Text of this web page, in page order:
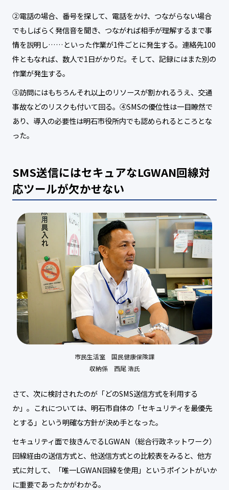
②電話の場合、番号を探して、電話をかけ、つながらない場合
でもしばらく発信音を聞き、つながれば相手が理解するまで事
情を説明し……といった作業が1件ごとに発生する。連絡先100
件ともなれば、数人で1日がかりだ。そして、記録にはまた別の
作業が発生する。
③訪問にはもちろんそれ以上のリソースが割かれるうえ、交通
事故などのリスクも付いて回る。④SMSの優位性は一目瞭然で
あり、導入の必要性は明石市役所内でも認められるところとな
った。
SMS送信にはセキュアなLGWAN回線対
応ツールが欠かせない
市民生活室 国民健康保険課
収納係 西尾 浩氏
さて、次に検討されたのが「どのSMS送信方式を利用する
か」。これについては、明石市自体の「セキュリティを最優先
とする」という明確な方針が決め手となった。
セキュリティ面で抜きんでるLGWAN（総合行政ネットワーク）
回線経由の送信方式と、他送信方式との比較表をみると、他方
式に対して、「唯一LGWAN回線を使用」というポイントがいか
に重要であったかがわかる。